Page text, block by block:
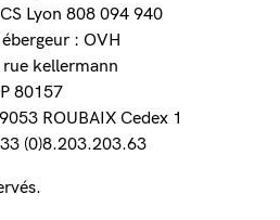
Lyon 808 094 940
: OVH
rue kellermann
80157
ROUBAIX Cedex 1
(0)8.203.203.63